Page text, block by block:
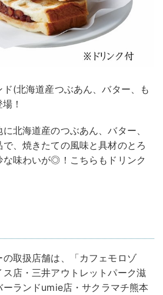
(北海道産つぶあん、バター、も
！
北海道産のつぶあん、バター、
、焼きたての風味と具材のとろ
な味わいが◎！こちらもドリンク
取扱店舗は、「カフェモロゾ
店・三井アウトレットパーク滋
ランドumie店・サクラマチ熊本